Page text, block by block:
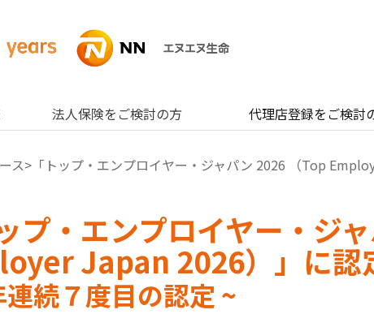
法人保険をご検討の方 代理店登録をご検討
ス>「トップ・エンプロイヤー・ジャパン 2026 （Top
ップ・エンプロイヤー・ジ
Japan 2026）」に認
続７度目の認定 ~